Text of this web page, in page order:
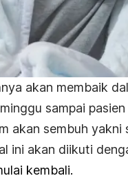
akan membaik
sampai
akan sembuh
ini akan diikuti
kembali.